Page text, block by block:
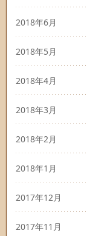
2018年6月
2018年5月
2018年4月
2018年3月
2018年2月
2018年1月
2017年12月
2017年11月